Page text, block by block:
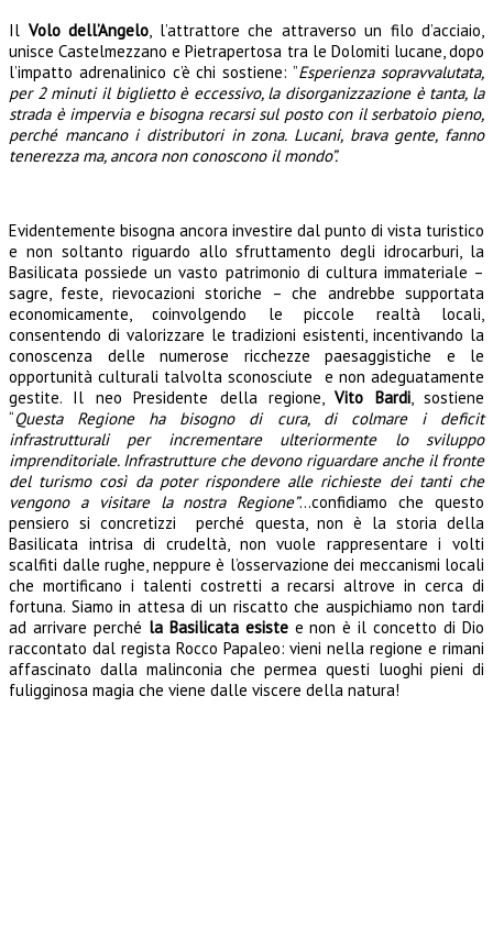
Il Volo dell’Angelo, l’attrattore che attraverso un filo d’acciaio,
unisce Castelmezzano e Pietrapertosa tra le Dolomiti lucane, dopo
l’impatto adrenalinico c’è chi sostiene: ”Esperienza sopravvalutata,
per 2 minuti il biglietto è eccessivo, la disorganizzazione è tanta, la
strada è impervia e bisogna recarsi sul posto con il serbatoio pieno,
perché mancano i distributori in zona. Lucani, brava gente, fanno
tenerezza ma, ancora non conoscono il mondo”.
Evidentemente bisogna ancora investire dal punto di vista turistico
e non soltanto riguardo allo sfruttamento degli idrocarburi, la
Basilicata possiede un vasto patrimonio di cultura immateriale –
sagre, feste, rievocazioni storiche – che andrebbe supportata
economicamente, coinvolgendo le piccole realtà locali,
consentendo di valorizzare le tradizioni esistenti, incentivando la
conoscenza delle numerose ricchezze paesaggistiche e le
opportunità culturali talvolta sconosciute e non adeguatamente
gestite. Il neo Presidente della regione,Vito Bardi, sostiene
“Questa Regione ha bisogno di cura, di colmare i deficit
infrastrutturali per incrementare ulteriormente lo sviluppo
imprenditoriale. Infrastrutture che devono riguardare anche il fronte
del turismo così da poter rispondere alle richieste dei tanti che
vengono a visitare la nostra Regione”…confidiamo che questo
pensiero si concretizzi perché questa, non è la storia della
Basilicata intrisa di crudeltà, non vuole rappresentare i volti
scalfiti dalle rughe, neppure è l’osservazione dei meccanismi locali
che mortificano i talenti costretti a recarsi altrove in cerca di
fortuna. Siamo in attesa di un riscatto che auspichiamo non tardi
ad arrivare perché la Basilicata esistee non è il concetto di Dio
raccontato dal regista Rocco Papaleo: vieni nella regione e rimani
affascinato dalla malinconia che permea questi luoghi pieni di
fuligginosa magia che viene dalle viscere della natura!